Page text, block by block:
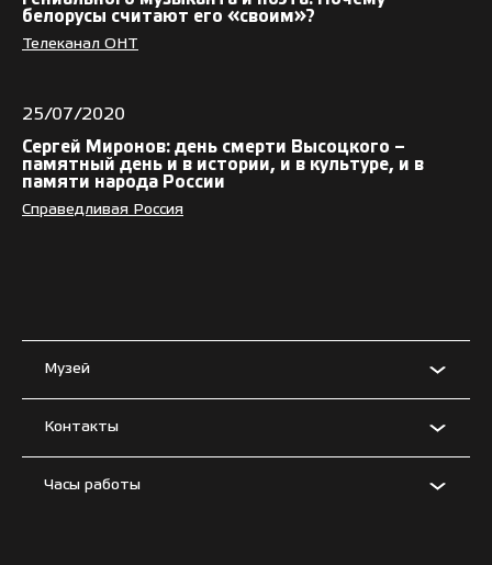
белорусы считают его «своим»?
Телеканал ОНТ
25/07/2020
Сергей Миронов: день смерти Высоцкого –
памятный день и в истории, и в культуре, и в
памяти народа России
Справедливая Россия
Музей
Контакты
Часы работы